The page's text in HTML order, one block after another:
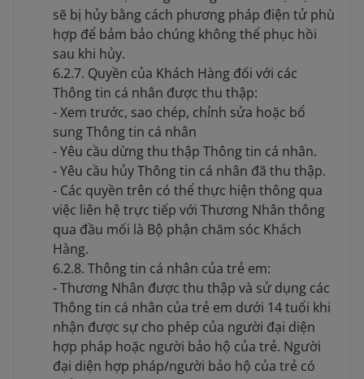
sẽ bị hủy bằng cách phương pháp điện tử phù
hợp để bảm bảo chúng không thể phục hồi
sau khi hủy.
6.2.7. Quyền của Khách Hàng đối với các
Thông tin cá nhân được thu thập:
- Xem trước, sao chép, chỉnh sửa hoặc bổ
sung Thông tin cá nhân
- Yêu cầu dừng thu thập Thông tin cá nhân.
- Yêu cầu hủy Thông tin cá nhân đã thu thập.
- Các quyền trên có thể thực hiện thông qua
việc liên hệ trực tiếp với Thương Nhân thông
qua đầu mối là Bộ phận chăm sóc Khách
Hàng.
6.2.8. Thông tin cá nhân của trẻ em:
- Thương Nhân được thu thập và sử dụng các
Thông tin cá nhân của trẻ em dưới 14 tuổi khi
nhận được sự cho phép của người đại diện
hợp pháp hoặc người bảo hộ của trẻ. Người
đại diện hợp pháp/người bảo hộ của trẻ có